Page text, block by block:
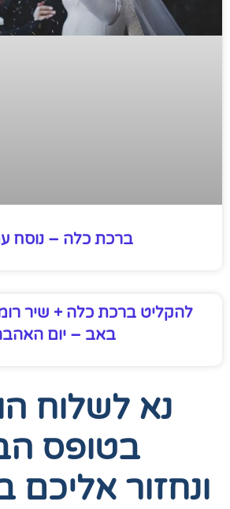
ברכת כלה – נוסח
להקליט ברכת כלה + שיר
באב – יום
נא לשלוח
בטופס
ונחזור